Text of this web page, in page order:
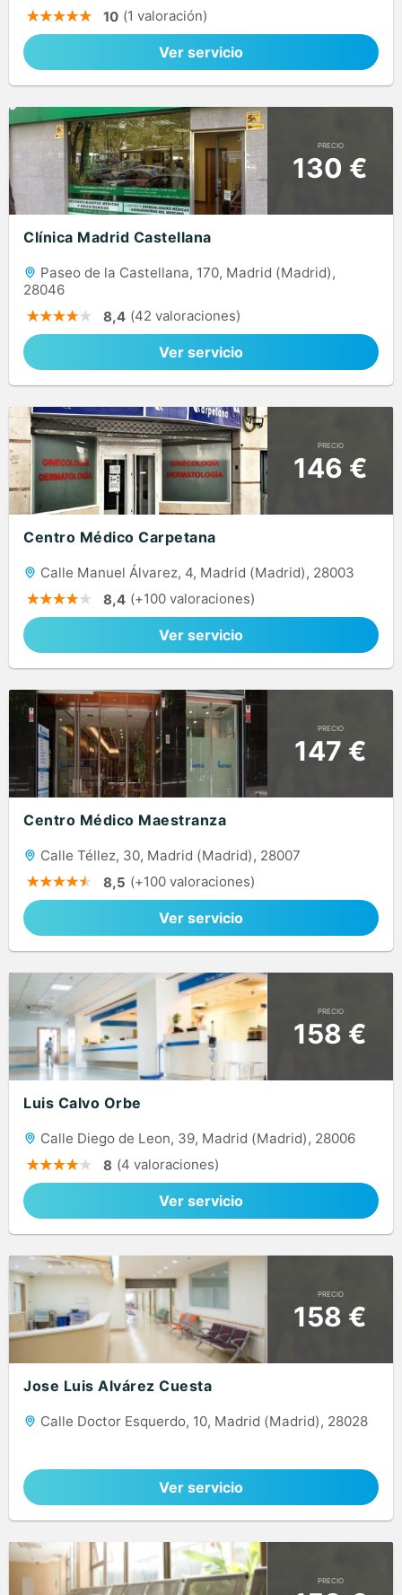
10 (1 valoración)
Ver servicio
PRECIO
130 €
Clínica Madrid Castellana
Paseo de la Castellana, 170, Madrid (Madrid),
28046
8,4 (42 valoraciones)
Ver servicio
PRECIO
146 €
Centro Médico Carpetana
Calle Manuel Álvarez, 4, Madrid (Madrid), 28003
8,4 (+100 valoraciones)
Ver servicio
PRECIO
147 €
Centro Médico Maestranza
Calle Téllez, 30, Madrid (Madrid), 28007
8,5 (+100 valoraciones)
Ver servicio
PRECIO
158 €
Luis Calvo Orbe
Calle Diego de Leon, 39, Madrid (Madrid), 28006
8 (4 valoraciones)
Ver servicio
PRECIO
158 €
Jose Luis Alvárez Cuesta
Calle Doctor Esquerdo, 10, Madrid (Madrid), 28028
Ver servicio
PRECIO